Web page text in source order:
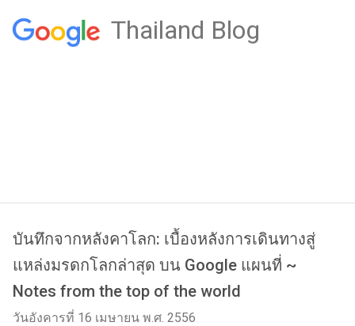
Thailand Blog
บันทึกจากหลังคาโลก: เบื้องหลังการเดินทางสู่
แหล่งมรดกโลกล่าสุด บน Google แผนที่ ~
Notes from the top of the world
วันอังคารที่ 16 เมษายน พ.ศ. 2556